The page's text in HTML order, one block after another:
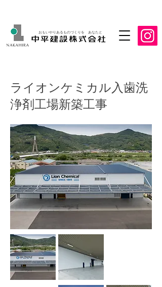
おもいやりあるものづくりを あなたと
ライオンケミカル入歯洗
浄剤工場新築工事